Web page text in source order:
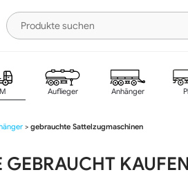
Produkte
suchen
> gebrauchte Sattelzugmaschinen
Auflieger Anhänger
KAUFEN